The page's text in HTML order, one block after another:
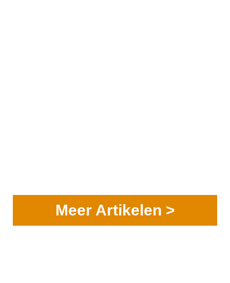
Meer Artikelen >